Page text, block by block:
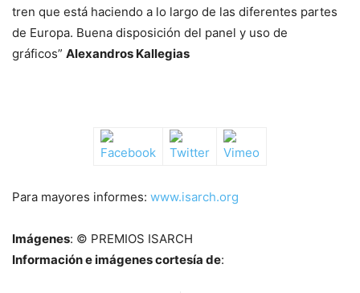
tren que está haciendo a lo largo de las diferentes partes
de Europa. Buena disposición del panel y uso de
gráficos” Alexandros Kallegias
Para mayores informes: www.isarch.org
Imágenes: © PREMIOS ISARCH
Información e imágenes cortesía de: